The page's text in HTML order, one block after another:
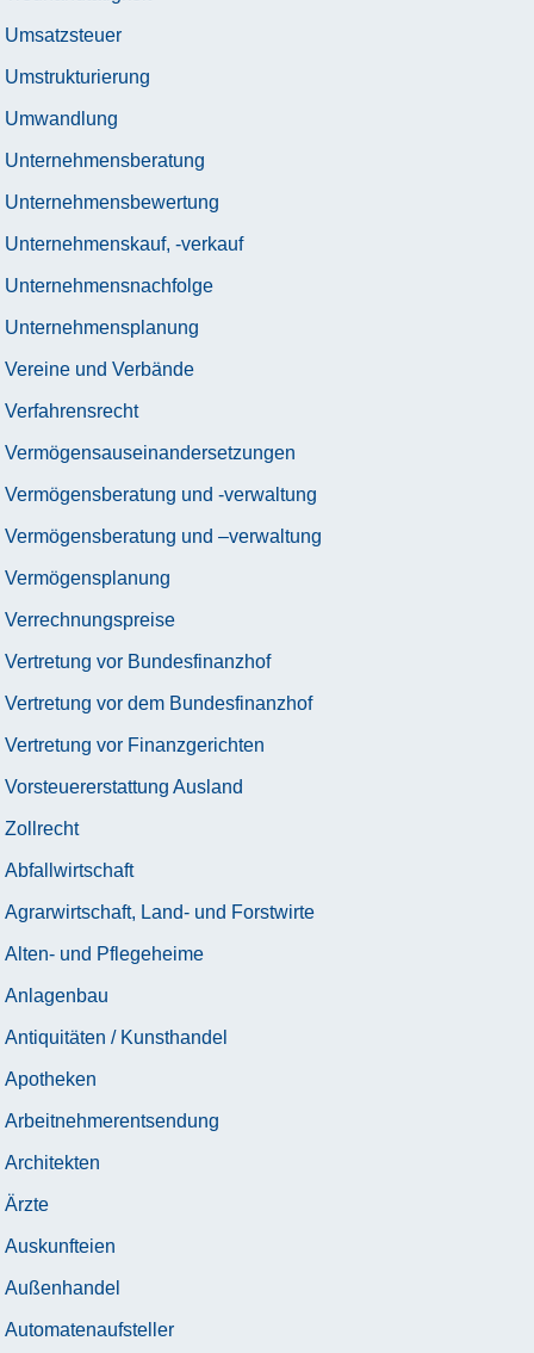
Umsatzsteuer
Umstrukturierung
Umwandlung
Unternehmensberatung
Unternehmensbewertung
Unternehmenskauf, -verkauf
Unternehmensnachfolge
Unternehmensplanung
Vereine und Verbände
Verfahrensrecht
Vermögensauseinandersetzungen
Vermögensberatung und -verwaltung
Vermögensberatung und –verwaltung
Vermögensplanung
Verrechnungspreise
Vertretung vor Bundesfinanzhof
Vertretung vor dem Bundesfinanzhof
Vertretung vor Finanzgerichten
Vorsteuererstattung Ausland
Zollrecht
Abfallwirtschaft
Agrarwirtschaft, Land- und Forstwirte
Alten- und Pflegeheime
Anlagenbau
Antiquitäten / Kunsthandel
Apotheken
Arbeitnehmerentsendung
Architekten
Ärzte
Auskunfteien
Außenhandel
Automatenaufsteller